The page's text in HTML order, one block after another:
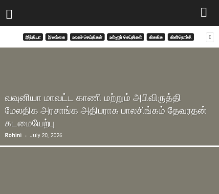
இந்தியா இலங்கை உலகச் செய்திகள் உள்ளூர் செய்திகள் கிசு‌கிசு கிளிநொச்சி
வவுனியா மாவட்ட காணி மற்றும் அபிவிருத்தி
மேலதிக அரசாங்க அதிபராக பாலசிங்கம் தேவரதன்
கடமையேற்பு
Rohini - July 20, 2026